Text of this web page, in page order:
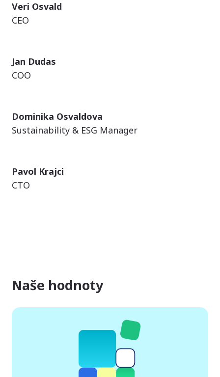
Veri Osvald
CEO
Jan Dudas
COO
Dominika Osvaldova
Sustainability & ESG Manager
Pavol Krajci
CTO
Naše hodnoty